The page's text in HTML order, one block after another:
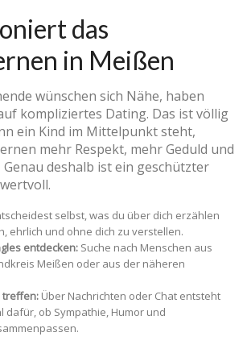
das
in Meißen
wünschen sich Nähe, haben
kompliziertes Dating. Das ist völlig
ein Kind im Mittelpunkt steht,
mehr Respekt, mehr Geduld und
deshalb ist ein geschützter
selbst, was du über dich erzählen
ehrlich und ohne dich zu verstellen.
entdecken: Suche nach Menschen aus
Meißen oder aus der näheren
treffen: Über Nachrichten oder Chat entsteht
dafür, ob Sympathie, Humor und